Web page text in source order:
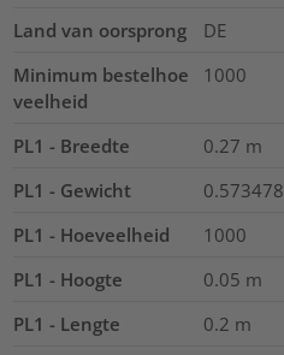
Land van oorsprong
DE
Minimum bestelhoe
veelheid
1000
PL1 - Breedte 0.27 m
PL1 - Gewicht
0.573478
PL1 - Hoeveelheid
1000
PL1 - Hoogte
0.05 m
PL1 - Lengte
0.2 m